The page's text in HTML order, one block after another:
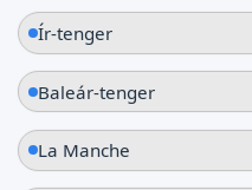
Ír-tenger
Baleár-tenger
La Manche